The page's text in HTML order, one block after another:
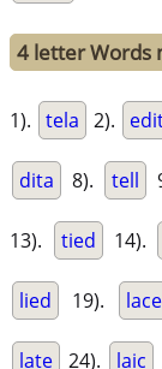
4 letter Words
1). tela 2).
dita 8). tell
13). tied 14).
lied 19). lace
late 24). laic